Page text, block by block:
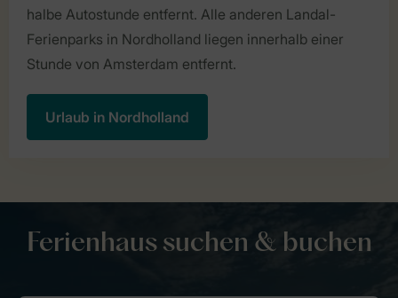
halbe Autostunde entfernt. Alle anderen Landal-
Ferienparks in Nordholland liegen innerhalb einer
Stunde von Amsterdam entfernt.
Urlaub in Nordholland
Ferienhaus suchen & buchen